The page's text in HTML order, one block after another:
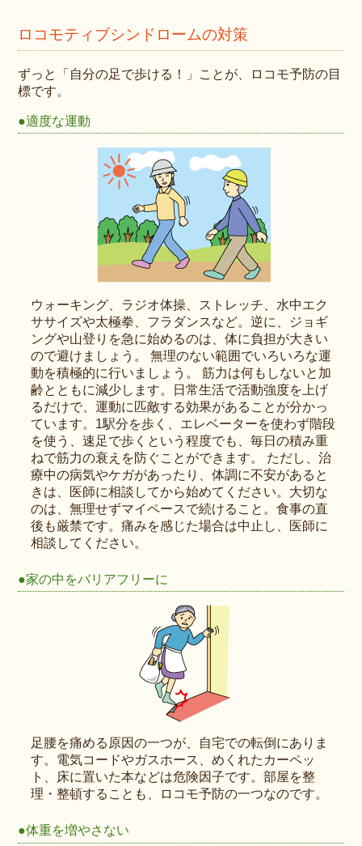
ロコモティブシンドロームの対策
ずっと「自分の足で歩ける！」ことが、ロコモ予防の目
標です。
●適度な運動
ウォーキング、ラジオ体操、ストレッチ、水中エク
ササイズや太極拳、フラダンスなど。逆に、ジョギ
ングや山登りを急に始めるのは、体に負担が大きい
ので避けましょう。 無理のない範囲でいろいろな運
動を積極的に行いましょう。 筋力は何もしないと加
齢とともに減少します。日常生活で活動強度を上げ
るだけで、運動に匹敵する効果があることが分かっ
ています。1駅分を歩く、エレベーターを使わず階段
を使う、速足で歩くという程度でも、毎日の積み重
ねで筋力の衰えを防ぐことができます。 ただし、治
療中の病気やケガがあったり、体調に不安があると
きは、医師に相談してから始めてください。大切な
のは、無理せずマイペースで続けること。食事の直
後も厳禁です。痛みを感じた場合は中止し、医師に
相談してください。
●家の中をバリアフリーに
足腰を痛める原因の一つが、自宅での転倒にありま
す。電気コードやガスホース、めくれたカーペッ
ト、床に置いた本などは危険因子です。部屋を整
理・整頓することも、ロコモ予防の一つなのです。
●体重を増やさない